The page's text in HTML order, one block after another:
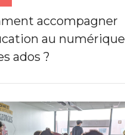
accompagner
au numérique
ados ?